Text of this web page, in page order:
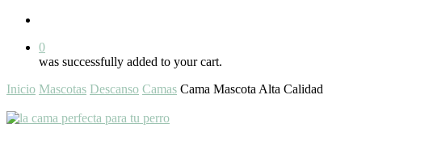
0
was successfully added to your cart.
Inicio Mascotas Descanso Camas Cama Mascota Alta Calidad